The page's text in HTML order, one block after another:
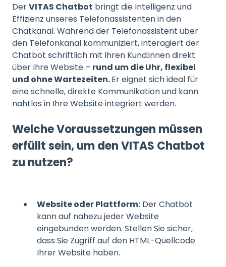
DerVITAS Chatbot bringt die Intelligenz und
Effizienz unseres Telefonassistenten in den
Chatkanal. Während der Telefonassistent über
den Telefonkanal kommuniziert, interagiert der
Chatbot schriftlich mit Ihren Kund:innen direkt
über Ihre Website – rund um die Uhr, flexibel
und ohne Wartezeiten.Er eignet sich ideal für
eine schnelle, direkte Kommunikation und kann
nahtlos in Ihre Website integriert werden.
Welche Voraussetzungen müssen
erfüllt sein, um den VITAS Chatbot
zu nutzen?
Website oder Plattform: Der Chatbot
kann auf nahezu jeder Website
eingebunden werden. Stellen Sie sicher,
dass Sie Zugriff auf den HTML-Quellcode
Ihrer Website haben.